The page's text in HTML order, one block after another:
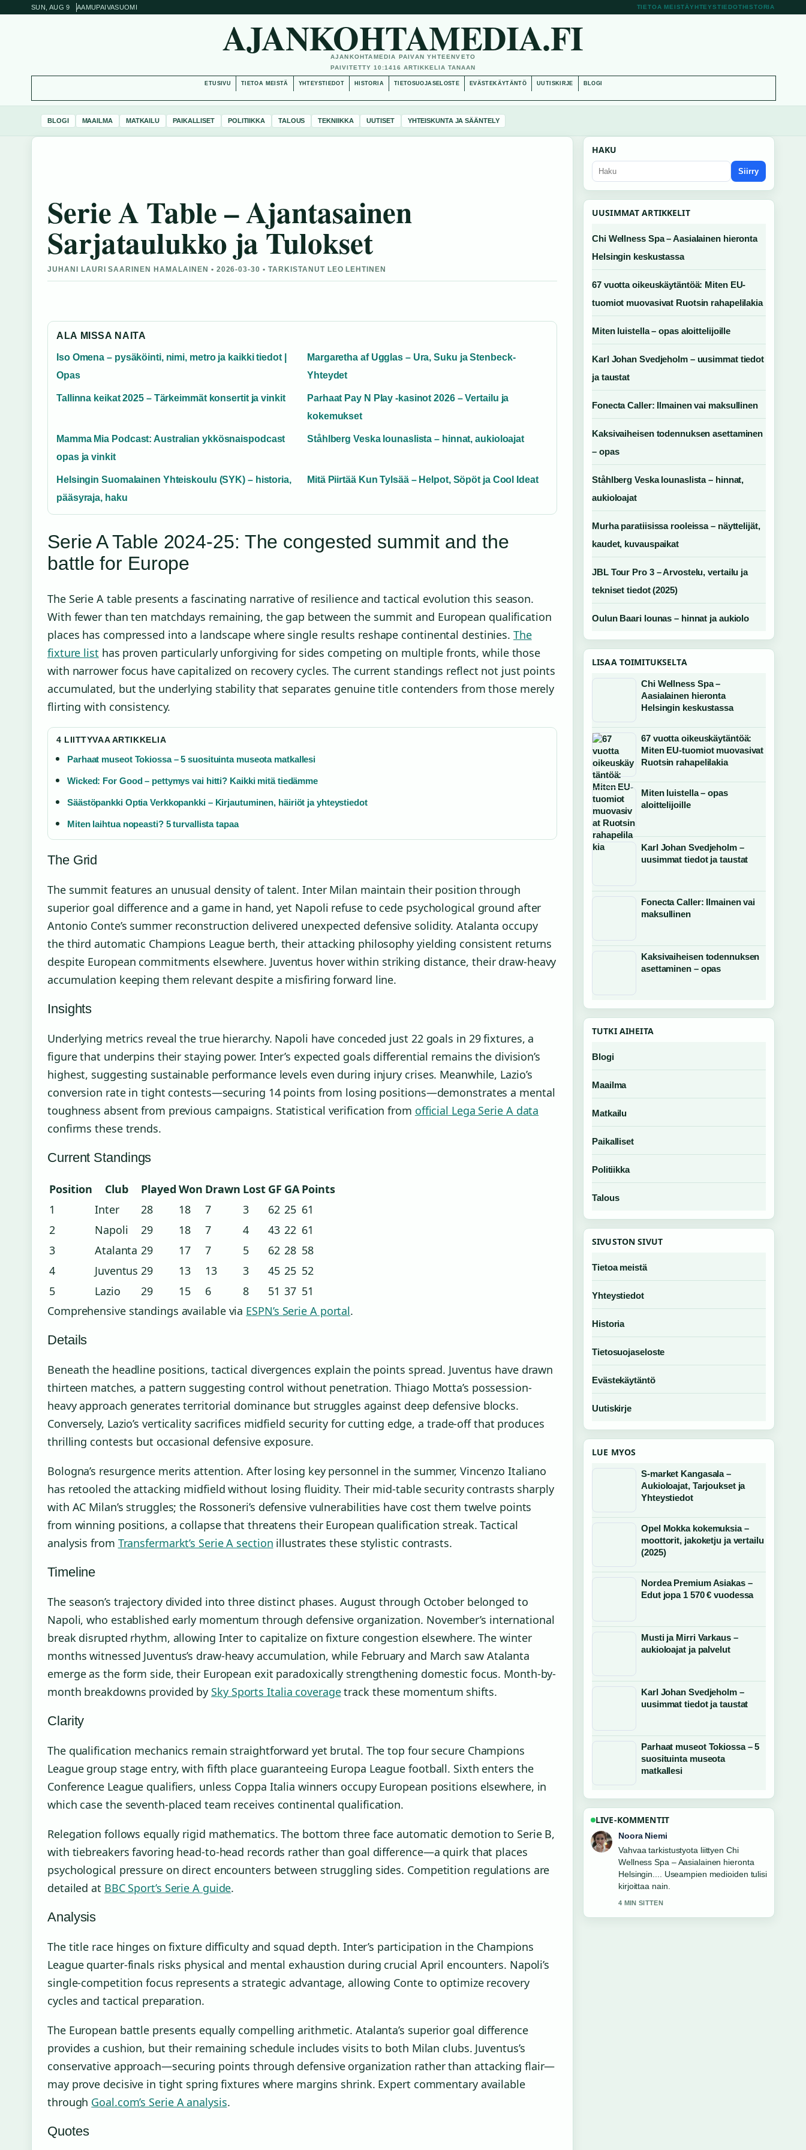
SUN, AUG 9 AAMUPAIVASUOMI TIETOA MEISTÄYHTEYSTIEDOTHISTORIA
AJANKOHTAMEDIA.FI
AJANKOHTAMEDIA PAIVAN YHTEENVETO
PAIVITETTY 10:1416 ARTIKKELIA TANAAN
ETUSIVU TIETOA MEISTÄ YHTEYSTIEDOT HISTORIA TIETOSUOJASELOSTE EVÄSTEKÄYTÄNTÖ UUTISKIRJE BLOGI
BLOGI MAAILMA MATKAILU PAIKALLISET POLITIIKKA TALOUS TEKNIIKKA UUTISET YHTEISKUNTA JA SÄÄNTELY
Serie A Table – Ajantasainen
Sarjataulukko ja Tulokset
JUHANI LAURI SAARINEN HAMALAINEN • 2026-03-30 • TARKISTANUT LEO LEHTINEN
ALA MISSA NAITA
Iso Omena – pysäköinti, nimi, metro ja kaikki tiedot |
Opas
Margaretha af Ugglas – Ura, Suku ja Stenbeck-
Yhteydet
Tallinna keikat 2025 – Tärkeimmät konsertit ja vinkit
Parhaat Pay N Play -kasinot 2026 – Vertailu ja
kokemukset
Mamma Mia Podcast: Australian ykkösnaispodcast
opas ja vinkit
Ståhlberg Veska lounaslista – hinnat, aukioloajat
Helsingin Suomalainen Yhteiskoulu (SYK) – historia,
pääsyraja, haku
Mitä Piirtää Kun Tylsää – Helpot, Söpöt ja Cool Ideat
Serie A Table 2024-25: The congested summit and the
battle for Europe
The Serie A table presents a fascinating narrative of resilience and tactical evolution this season.
With fewer than ten matchdays remaining, the gap between the summit and European qualification
places has compressed into a landscape where single results reshape continental destinies. The
fixture list has proven particularly unforgiving for sides competing on multiple fronts, while those
with narrower focus have capitalized on recovery cycles. The current standings reflect not just points
accumulated, but the underlying stability that separates genuine title contenders from those merely
flirting with consistency.
4 LIITTYVAA ARTIKKELIA
Parhaat museot Tokiossa – 5 suosituinta museota matkallesi
Wicked: For Good – pettymys vai hitti? Kaikki mitä tiedämme
Säästöpankki Optia Verkkopankki – Kirjautuminen, häiriöt ja yhteystiedot
Miten laihtua nopeasti? 5 turvallista tapaa
The Grid
The summit features an unusual density of talent. Inter Milan maintain their position through
superior goal difference and a game in hand, yet Napoli refuse to cede psychological ground after
Antonio Conte’s summer reconstruction delivered unexpected defensive solidity. Atalanta occupy
the third automatic Champions League berth, their attacking philosophy yielding consistent returns
despite European commitments elsewhere. Juventus hover within striking distance, their draw-heavy
accumulation keeping them relevant despite a misfiring forward line.
Insights
Underlying metrics reveal the true hierarchy. Napoli have conceded just 22 goals in 29 fixtures, a
figure that underpins their staying power. Inter’s expected goals differential remains the division’s
highest, suggesting sustainable performance levels even during injury crises. Meanwhile, Lazio’s
conversion rate in tight contests—securing 14 points from losing positions—demonstrates a mental
toughness absent from previous campaigns. Statistical verification from official Lega Serie A data
confirms these trends.
Current Standings
Position Club Played Won Drawn Lost GF GA Points
1
Inter 28 18 7 3 62 25 61
2
Napoli 29 18 7 4 43 22 61
3
Atalanta 29 17 7 5 62 28 58
4
Juventus 29 13 13 3 45 25 52
5
Lazio 29 15 6 8 51 37 51
Comprehensive standings available via ESPN’s Serie A portal.
Details
Beneath the headline positions, tactical divergences explain the points spread. Juventus have drawn
thirteen matches, a pattern suggesting control without penetration. Thiago Motta’s possession-
heavy approach generates territorial dominance but struggles against deep defensive blocks.
Conversely, Lazio’s verticality sacrifices midfield security for cutting edge, a trade-off that produces
thrilling contests but occasional defensive exposure.
Bologna’s resurgence merits attention. After losing key personnel in the summer, Vincenzo Italiano
has retooled the attacking midfield without losing fluidity. Their mid-table security contrasts sharply
with AC Milan’s struggles; the Rossoneri’s defensive vulnerabilities have cost them twelve points
from winning positions, a collapse that threatens their European qualification streak. Tactical
analysis from Transfermarkt’s Serie A section illustrates these stylistic contrasts.
Timeline
The season’s trajectory divided into three distinct phases. August through October belonged to
Napoli, who established early momentum through defensive organization. November’s international
break disrupted rhythm, allowing Inter to capitalize on fixture congestion elsewhere. The winter
months witnessed Juventus’s draw-heavy accumulation, while February and March saw Atalanta
emerge as the form side, their European exit paradoxically strengthening domestic focus. Month-by-
month breakdowns provided by Sky Sports Italia coveragetrack these momentum shifts.
Clarity
The qualification mechanics remain straightforward yet brutal. The top four secure Champions
League group stage entry, with fifth place guaranteeing Europa League football. Sixth enters the
Conference League qualifiers, unless Coppa Italia winners occupy European positions elsewhere, in
which case the seventh-placed team receives continental qualification.
Relegation follows equally rigid mathematics. The bottom three face automatic demotion to Serie B,
with tiebreakers favoring head-to-head records rather than goal difference—a quirk that places
psychological pressure on direct encounters between struggling sides. Competition regulations are
detailed at BBC Sport’s Serie A guide.
Analysis
The title race hinges on fixture difficulty and squad depth. Inter’s participation in the Champions
League quarter-finals risks physical and mental exhaustion during crucial April encounters. Napoli’s
single-competition focus represents a strategic advantage, allowing Conte to optimize recovery
cycles and tactical preparation.
The European battle presents equally compelling arithmetic. Atalanta’s superior goal difference
provides a cushion, but their remaining schedule includes visits to both Milan clubs. Juventus’s
conservative approach—securing points through defensive organization rather than attacking flair—
may prove decisive in tight spring fixtures where margins shrink. Expert commentary available
through Goal.com’s Serie A analysis.
Quotes
HAKU
Siirry
UUSIMMAT ARTIKKELIT
Chi Wellness Spa – Aasialainen hieronta
Helsingin keskustassa
67 vuotta oikeuskäytäntöä: Miten EU-
tuomiot muovasivat Ruotsin rahapelilakia
Miten luistella – opas aloittelijoille
Karl Johan Svedjeholm – uusimmat tiedot
ja taustat
Fonecta Caller: Ilmainen vai maksullinen
Kaksivaiheisen todennuksen asettaminen
– opas
Ståhlberg Veska lounaslista – hinnat,
aukioloajat
Murha paratiisissa rooleissa – näyttelijät,
kaudet, kuvauspaikat
JBL Tour Pro 3 – Arvostelu, vertailu ja
tekniset tiedot (2025)
Oulun Baari lounas – hinnat ja aukiolo
LISAA TOIMITUKSELTA
Chi Wellness Spa –
Aasialainen hieronta
Helsingin keskustassa
67 vuotta oikeuskäytäntöä:
Miten EU-tuomiot muovasivat
Ruotsin rahapelilakia
Miten luistella – opas
aloittelijoille
Karl Johan Svedjeholm –
uusimmat tiedot ja taustat
Fonecta Caller: Ilmainen vai
maksullinen
Kaksivaiheisen todennuksen
asettaminen – opas
TUTKI AIHEITA
Blogi
Maailma
Matkailu
Paikalliset
Politiikka
Talous
SIVUSTON SIVUT
Tietoa meistä
Yhteystiedot
Historia
Tietosuojaseloste
Evästekäytäntö
Uutiskirje
LUE MYOS
S-market Kangasala –
Aukioloajat, Tarjoukset ja
Yhteystiedot
Opel Mokka kokemuksia –
moottorit, jakoketju ja vertailu
(2025)
Nordea Premium Asiakas –
Edut jopa 1 570 € vuodessa
Musti ja Mirri Varkaus –
aukioloajat ja palvelut
Karl Johan Svedjeholm –
uusimmat tiedot ja taustat
Parhaat museot Tokiossa – 5
suosituinta museota
matkallesi
LIVE-KOMMENTIT
Oskari Lehtinen
Hyva yhteenveto aiheesta 67 vuotta
oikeuskäytäntöä: Miten EU-tuomiot
muovasivat Ruotsin.... Tama on tahan
mennessa selkein kooste tanaan.
6 MIN SITTEN